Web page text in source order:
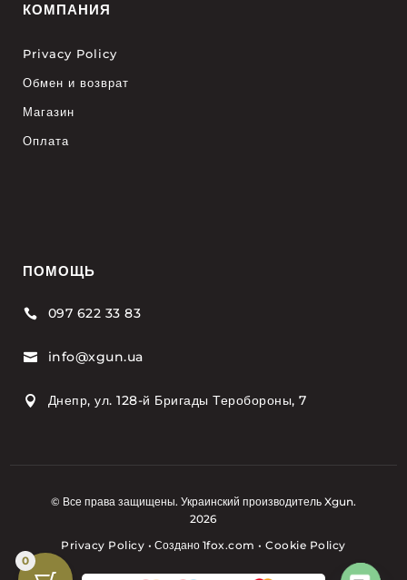
КОМПАНИЯ
Privacy Policy
Обмен и возврат
Магазин
Оплата
ПОМОЩЬ
 097 622 33 83
 info@xgun.ua
 Днепр, ул. 128-й Бригады Теробороны, 7
© Все права защищены. Украинский производитель Xgun.
2026
Privacy Policy • Создано 1fox.com•Cookie Policy
0